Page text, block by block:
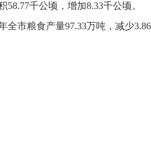
58.77千公顷， 增加8.33千公顷。
全市粮食产量97.33万吨， 减少